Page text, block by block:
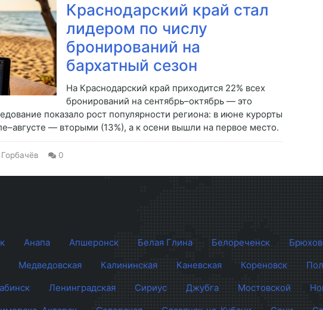
Краснодарский край стал
лидером по числу
бронирований на
бархатный сезон
На Краснодарский край приходится 22% всех
бронирований на сентябрь–октябрь — это
показало рост популярности региона: в июне курорты
— вторыми (13%), а к осени вышли на первое место.
0
Анапа Апшеронск Белая Глина Белореченск
Медведовская Калининская Каневская Кореновск
Ленинградская Сириус Джубга Мостовской